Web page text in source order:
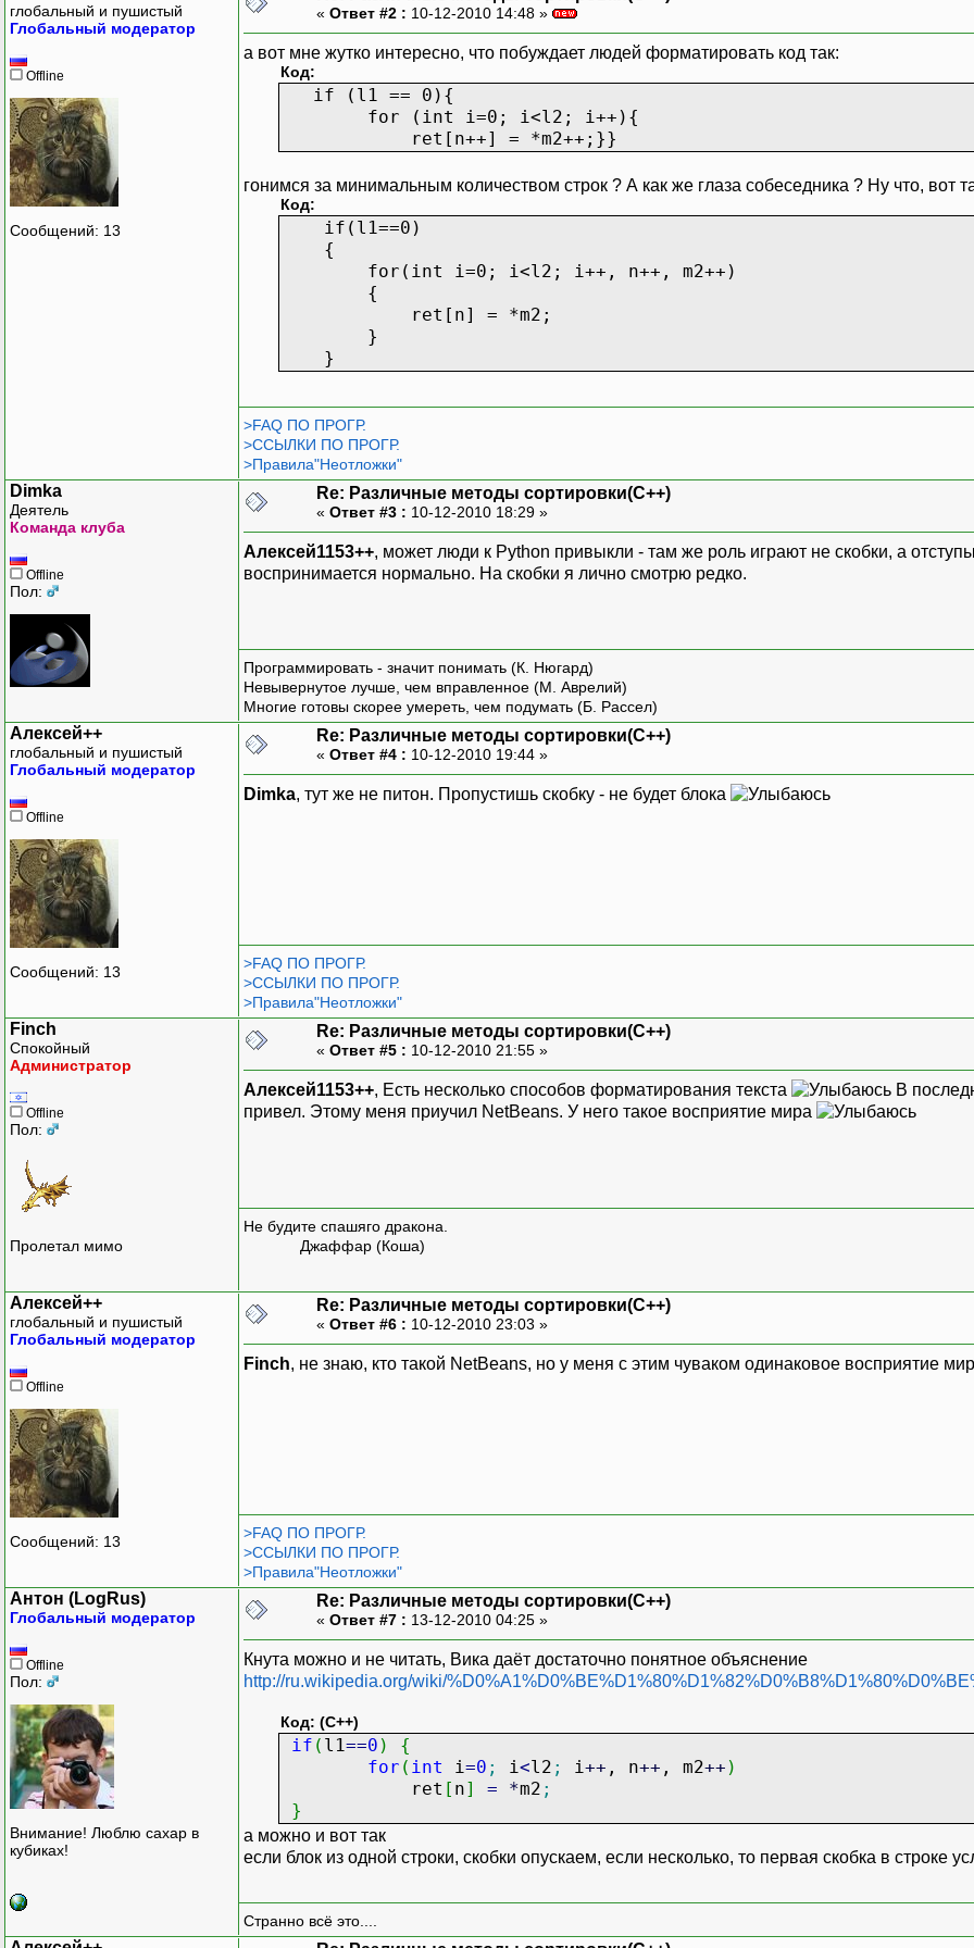
}
}
int main()
{
int arr[5] = {9,2,3,1,5};
heapSort(arr,5);
cout<<"[ ";
for(int i = 0; i < 5; ++i)
cout<<arr[i]<<" ";
cout<<"]"<<endl;
system("PAUSE");
return 0;
глобальный и пушистый
Глобальный модератор
Offline
Сообщений: 13
« Ответ #2 : 10-12-2010 14:48 »
а вот мне жутко интересно, что побуждает людей форматировать код так:
Код:
if (l1 == 0){
for (int i=0; i<l2; i++){
ret[n++] = *m2++;}}
гонимся за минимальным количеством строк ? А как же глаза собеседника ? Ну что, вот
Код:
if(l1==0)
{
for(int i=0; i<l2; i++, n++, m2++)
{
ret[n] = *m2;
}
}
>FAQ ПО ПРОГР.
>ССЫЛКИ ПО ПРОГР.
>Правила"Неотложки"
Dimka
Деятель
Команда клуба
Offline
Пол:
Re: Различные методы сортировки(С++)
« Ответ #3 : 10-12-2010 18:29 »
Алексей1153++, может люди к Python привыкли - там же роль играют не скобки, а
воспринимается нормально. На скобки я лично смотрю редко.
Программировать - значит понимать (К. Нюгард)
Невывернутое лучше, чем вправленное (М. Аврелий)
Многие готовы скорее умереть, чем подумать (Б. Рассел)
Алексей++
глобальный и пушистый
Глобальный модератор
Offline
Сообщений: 13
Re: Различные методы сортировки(С++)
« Ответ #4 : 10-12-2010 19:44 »
Dimka, тут же не питон. Пропустишь скобку - не будет блока
>FAQ ПО ПРОГР.
>ССЫЛКИ ПО ПРОГР.
>Правила"Неотложки"
Finch
Спокойный
Администратор
Offline
Пол:
Пролетал мимо
Re: Различные методы сортировки(С++)
« Ответ #5 : 10-12-2010 21:55 »
Алексей1153++, Есть несколько способов форматирования текста
В
привел. Этому меня приучил NetBeans. У него такое восприятие мира
Не будите спашяго дракона.
Джаффар (Коша)
Алексей++
глобальный и пушистый
Глобальный модератор
Offline
Сообщений: 13
Re: Различные методы сортировки(С++)
« Ответ #6 : 10-12-2010 23:03 »
Finch, не знаю, кто такой NetBeans, но у меня с этим чуваком одинаковое восприятие
>FAQ ПО ПРОГР.
>ССЫЛКИ ПО ПРОГР.
>Правила"Неотложки"
Антон (LogRus)
Глобальный модератор
Offline
Пол:
Внимание! Люблю сахар в
кубиках!
Re: Различные методы сортировки(С++)
« Ответ #7 : 13-12-2010 04:25 »
Кнута можно и не читать, Вика даёт достаточно понятное объяснение
http://ru.wikipedia.org/wiki/
Код: (C++)
if ( l1==0 )
{
for ( int i =0 ; i <l2 ; i ++ , n++ , m2++ )
ret [ n] = *m2 ;
}
а можно и вот так
если блок из одной строки, скобки опускаем, если несколько, то первая скобка в строке
Странно всё это....